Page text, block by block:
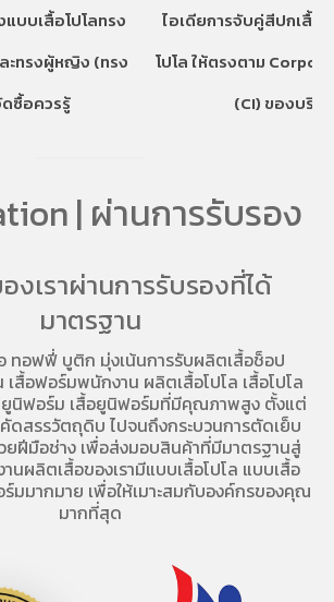
บบเสื้อโปโลทรง
ะทรงผู้หญิง (ทรง
ดซื้อควรรู้
ไอเดียการจับคู่สีปกเสื้อ
โปโล ให้ตรงตาม
(CI) ของบริษัท
| ผ่านการรับรอง
งเราผ่านการรับรองที่ได้
มาตรฐาน
ทอฟฟี่ บูติก มุ่งเน้นการรับผลิตเสื้อช็อป
สื้อฟอร์มพนักงาน ผลิตเสื้อโปโล เสื้อโปโล
ยูนิฟอร์ม เสื้อยูนิฟอร์มที่มีคุณภาพสูง ตั้งแต่
ดสรรวัตถุดิบ ไปจนถึงกระบวนการตัดเย็บ
ยฝีมือช่าง เพื่อส่งมอบสินค้าที่มีมาตรฐานสู่
นผลิตเสื้อของเรามีแบบเสื้อโปโล แบบเสื้อ
มมากมาย เพื่อให้เมาะสมกับองค์กรของคุณ
มากที่สุด